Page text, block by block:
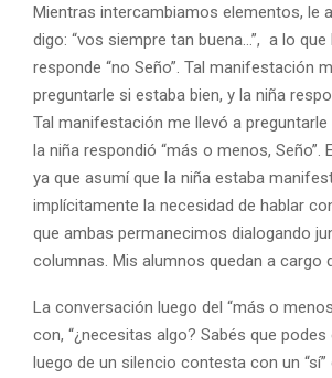
Mientras intercambiamos elementos, le
digo: “vos siempre tan buena…”, a lo que
responde “no Seño”. Tal manifestación
preguntarle si estaba bien, y la niña
Tal manifestación me llevó a preguntarle
la niña respondió “más o menos, Seño”.
ya que asumí que la niña estaba
implícitamente la necesidad de hablar
que ambas permanecimos dialogando
columnas. Mis alumnos quedan a cargo
La conversación luego del “más o
con, “¿necesitas algo? Sabés que podes
luego de un silencio contesta con un “sí”